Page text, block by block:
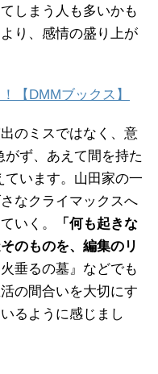
しまう人も多いかも
り、感情の盛り上が
【DMMブックス】
のミスではなく、意
ず、あえて間を持た
います。山田家の一
なクライマックスへ
いく。
「何も起きな
のものを、編集のリ
垂るの墓』などでも
の間合いを大切にす
るように感じまし